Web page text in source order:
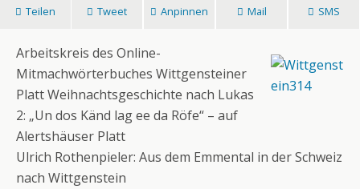
Teilen Tweet Anpinnen Mail SMS
Arbeitskreis des Online-
Mitmachwörterbuches Wittgensteiner
Platt Weihnachtsgeschichte nach Lukas
2: „Un dos Känd lag ee da Röfe“ – auf
Alertshäuser Platt
Ulrich Rothenpieler: Aus dem Emmental in der Schweiz
nach Wittgenstein